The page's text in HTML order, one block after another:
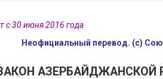
с 30 июня 2016 года
Неофициальный перевод. (с)
АЗЕРБАЙДЖАНСКОЙ